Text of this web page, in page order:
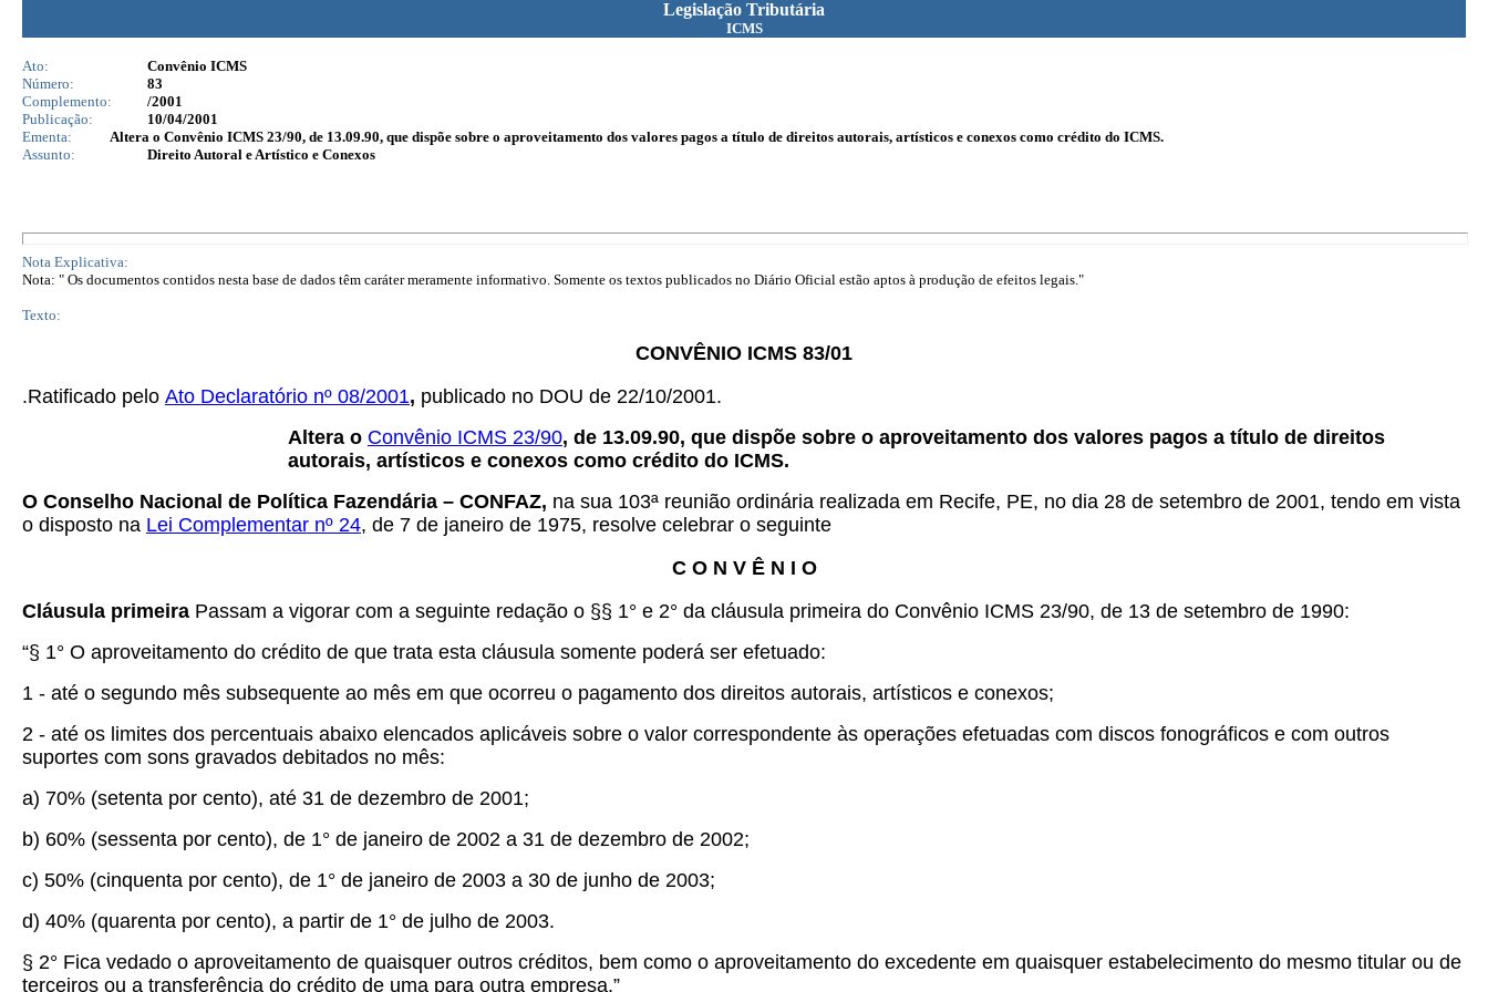
Legislação Tributária
ICMS
Ato:
Convênio ICMS
Número:
83
Complemento:
/2001
Publicação:
10/04/2001
Ementa:
Altera o Convênio ICMS 23/90, de 13.09.90, que dispõe sobre o aproveitamento dos valores pagos a título de direitos autorais, artísticos e conexos como crédito do ICMS.
Assunto:
Direito Autoral e Artístico e Conexos
Nota Explicativa:
Nota: " Os documentos contidos nesta base de dados têm caráter meramente informativo. Somente os textos publicados no Diário Oficial estão aptos à produção de efeitos legais."
Texto:
CONVÊNIO ICMS 83/01
.Ratificado pelo Ato Declaratório nº 08/2001, publicado no DOU de 22/10/2001.
Altera o Convênio ICMS 23/90, de 13.09.90, que dispõe sobre o aproveitamento dos valores pagos a título de direitos
autorais, artísticos e conexos como crédito do ICMS.
O Conselho Nacional de Política Fazendária – CONFAZ, na sua 103ª reunião ordinária realizada em Recife, PE, no dia 28 de setembro de 2001, tendo em vista
o disposto na Lei Complementar nº 24, de 7 de janeiro de 1975, resolve celebrar o seguinte
C O N V Ê N I O
Cláusula primeira Passam a vigorar com a seguinte redação o §§ 1° e 2° da cláusula primeira do Convênio ICMS 23/90, de 13 de setembro de 1990:
“§ 1° O aproveitamento do crédito de que trata esta cláusula somente poderá ser efetuado:
1 - até o segundo mês subsequente ao mês em que ocorreu o pagamento dos direitos autorais, artísticos e conexos;
2 - até os limites dos percentuais abaixo elencados aplicáveis sobre o valor correspondente às operações efetuadas com discos fonográficos e com outros
suportes com sons gravados debitados no mês:
a) 70% (setenta por cento), até 31 de dezembro de 2001;
b) 60% (sessenta por cento), de 1° de janeiro de 2002 a 31 de dezembro de 2002;
c) 50% (cinquenta por cento), de 1° de janeiro de 2003 a 30 de junho de 2003;
d) 40% (quarenta por cento), a partir de 1° de julho de 2003.
§ 2° Fica vedado o aproveitamento de quaisquer outros créditos, bem como o aproveitamento do excedente em quaisquer estabelecimento do mesmo titular ou de
terceiros ou a transferência do crédito de uma para outra empresa.”